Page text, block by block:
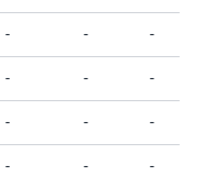
- - -
- - -
- - -
- - -